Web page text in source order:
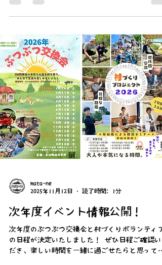
自然学校では、 地域資源を活用した環境教育プ
グラムに加えて、 企業さま向けの研修事業や小
業・行政からさまざまな事業を承っています。
回のプログラムでは、静岡県の企画に基づいて、
プログラムの作成から運営・実施、PRのための撮
影・映像制作まで を またね自然学校が担当させ
ていただきました。 自然体験・環境教育のプロ
してだけではなく、 バラエティ豊かなまたねス
ッフの魅力を最大限に活かし、 地域や里山の魅
をより多くの方々に届けていきたいと考えており
ます！ 自然体験を通してさまざまな感性や価値
を育む『プログラムづくり』や『映像制作』な
ど、 お気軽にご相談いただければと思います
↓↓ぜひご覧ください！✨
mata-ne
2025年11月12日
読了時間: 1分
次年度イベント情報公開！
次年度のぶつぶつ交換会と村づくりボランティア
の日程が決定いたしました！ ぜひ日程ご確認い
だき、楽しい時間を一緒に過ごせたらと思ってお